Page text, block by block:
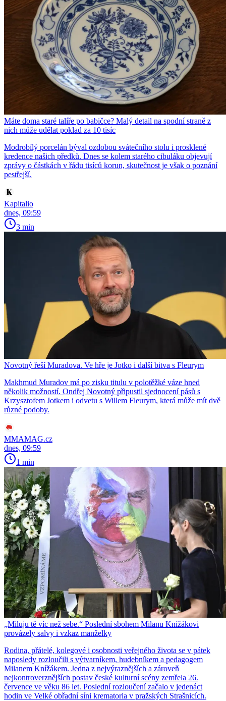
Máte doma staré talíře po babičce? Malý detail na spodní straně z
nich může udělat poklad za 10 tisíc
Modrobílý porcelán býval ozdobou svátečního stolu i prosklené
kredence našich předků. Dnes se kolem starého cibuláku objevují
zprávy o částkách v řádu tisíců korun, skutečnost je však o poznání
pestřejší.
Kapitalio
dnes, 09:59
3 min
Novotný řeší Muradova. Ve hře je Jotko i další bitva s Fleurym
Makhmud Muradov má po zisku titulu v polotěžké váze hned
několik možností. Ondřej Novotný připustil sjednocení pásů s
Krzysztofem Jotkem i odvetu s Willem Fleurym, která může mít dvě
různé podoby.
MMAMAG.cz
dnes, 09:59
1 min
„Miluju tě víc než sebe.“ Poslední sbohem Milanu Knížákovi
provázely salvy i vzkaz manželky
Rodina, přátelé, kolegové i osobnosti veřejného života se v pátek
naposledy rozloučili s výtvarníkem, hudebníkem a pedagogem
Milanem Knížákem. Jedna z nejvýraznějších a zároveň
nejkontroverznějších postav české kulturní scény zemřela 26.
července ve věku 86 let. Poslední rozloučení začalo v jedenáct
hodin ve Velké obřadní síni krematoria v pražských Strašnicích.